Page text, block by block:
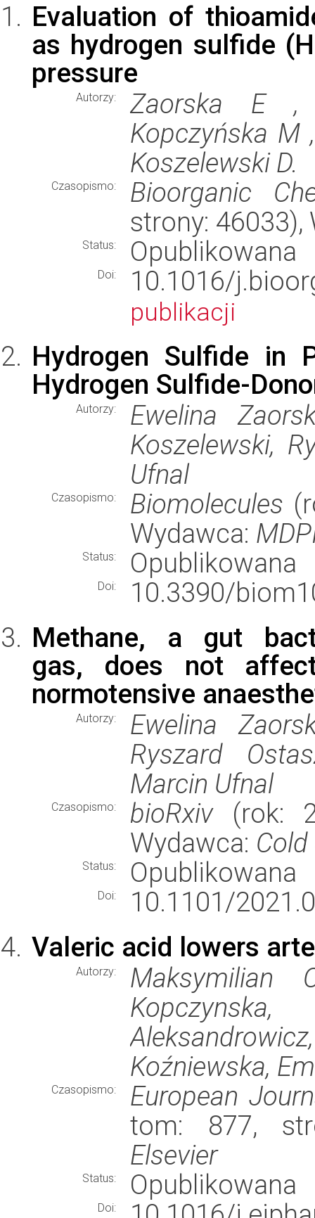
Evaluation of
as hydrogen sulfide
pressure
Autorzy:
Zaorska E ,
Kopczyńska M
Koszelewski D.
Czasopismo:
Bioorganic
strony:
Status: Opublikowana
Doi: 10.1016/
publikacji
Hydrogen Sulfide in
Hydrogen Sulfide-
Autorzy:
Ewelina
Koszelewski,
Ufnal
Czasopismo: Biomolecules
Wydawca:
Status: Opublikowana
Doi:
10.3390/
Methane, a gut
gas, does not
normotensive
Autorzy:
Ewelina
Ryszard
Marcin Ufnal
Czasopismo: bioRxiv(rok:
Wydawca:
Status: Opublikowana
Doi:
10.1101/
Valeric acid lowers
Autorzy:
Maksymilian
Koźniewska,
Czasopismo:
European
tom: 877,
Elsevier
Status: Opublikowana
Doi: